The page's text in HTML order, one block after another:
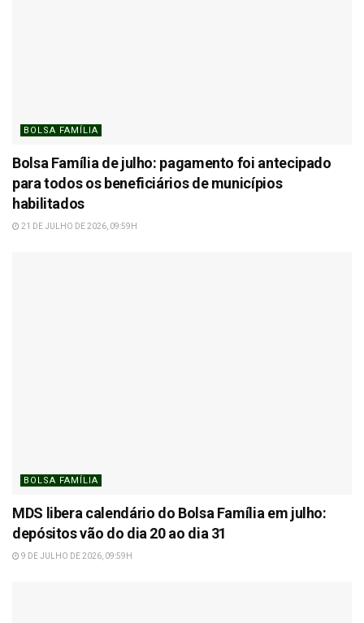
BOLSA FAMÍLIA
Bolsa Família de julho: pagamento foi antecipado
para todos os beneficiários de municípios
habilitados
21 DE JULHO DE 2026, 09:59H
BOLSA FAMÍLIA
MDS libera calendário do Bolsa Família em julho:
depósitos vão do dia 20 ao dia 31
9 DE JULHO DE 2026, 09:59H